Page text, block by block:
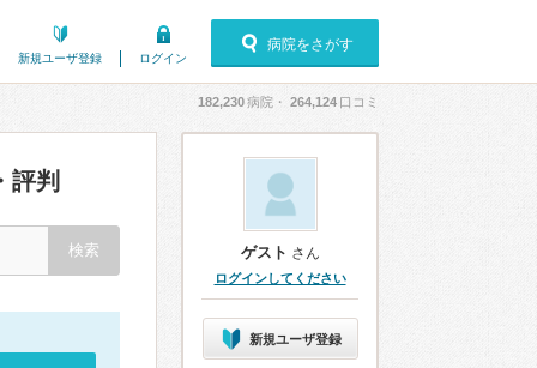
新規ユーザ登録 ログイン
病院をさがす
182,230病院・ 264,124 口コミ
評判
ゲスト さん
ログインしてください
新規ユーザ登録